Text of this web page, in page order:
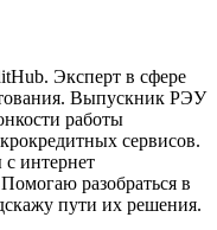
Эксперт в сфере
Выпускник РЭУ
работы
сервисов.
интернет
разобраться в
пути их решения.